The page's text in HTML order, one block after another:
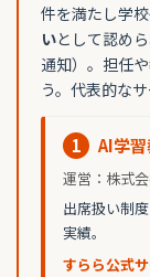
件を満たし学
いとして認め
通知）。担任
う。代表的な
1 AI学習
運営：株式
出席扱い制
実績。
すらら公式